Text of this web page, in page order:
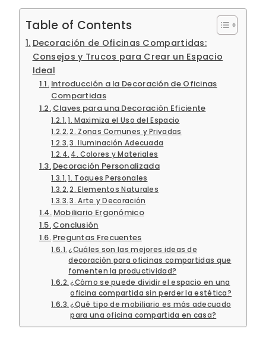
Table of Contents
Decoración de Oficinas Compartidas:
Consejos y Trucos para Crear un Espacio
Ideal
Introducción a la Decoración de Oficinas
Compartidas
Claves para una Decoración Eficiente
1. Maximiza el Uso del Espacio
2. Zonas Comunes y Privadas
3. Iluminación Adecuada
4. Colores y Materiales
Decoración Personalizada
1. Toques Personales
2. Elementos Naturales
3. Arte y Decoración
Mobiliario Ergonómico
Conclusión
Preguntas Frecuentes
¿Cuáles son las mejores ideas de
decoración para oficinas compartidas que
fomenten la productividad?
¿Cómo se puede dividir el espacio en una
oficina compartida sin perder la estética?
¿Qué tipo de mobiliario es más adecuado
para una oficina compartida en casa?